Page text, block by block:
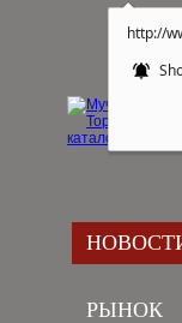
http://
РЫНОК